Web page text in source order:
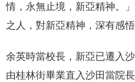
情，永無止境，新亞精神。
之人，對新亞精神，深有感悟
余英時當校長，新亞已遷入
由桂林街畢業直入沙田當院